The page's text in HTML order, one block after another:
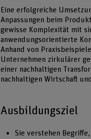
Eine erfolgreiche
Anpassungen beim
gewisse Komplexität mit
anwendungsorientierte
Anhand von
Unternehmen zirkulärer
einer nachhaltigen
nachhaltigen Wirtschaft
Ausbildungsziel
Sie verstehen